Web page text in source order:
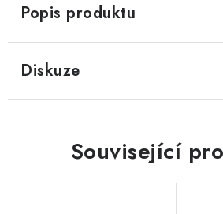
Obchodní podmínky
Podmínky ochrany
Popis produktu
Diskuze
Související